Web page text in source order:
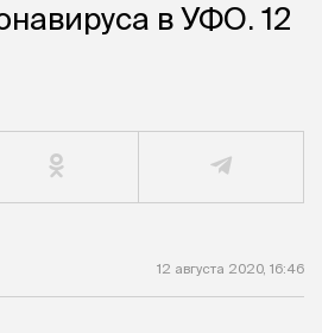
в УФО. 12
12 августа 2020, 16:46